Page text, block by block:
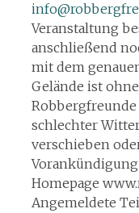
Veranstaltung
anschließend
mit dem
Gelände ist
schlechter
verschieben
Homepage
Angemeldete